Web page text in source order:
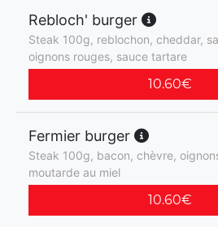
Rebloch' burger
Steak 100g, reblochon, cheddar,
oignons rouges, sauce tartare
10.60€
Fermier burger
Steak 100g, bacon, chèvre,
moutarde au miel
10.60€